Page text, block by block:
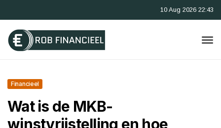
10 Aug 2026 22:43
Financieel
Wat is de MKB-
winstvrijstelling en hoe